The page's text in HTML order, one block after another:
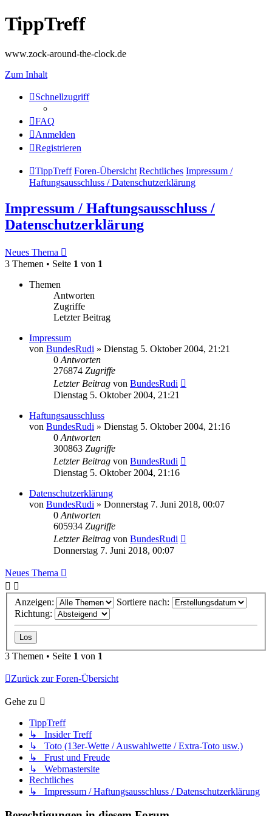
TippTreff
www.zock-around-the-clock.de
Zum Inhalt
Schnellzugriff
FAQ
Anmelden
Registrieren
TippTreff Foren-Übersicht Rechtliches Impressum /
Haftungsausschluss / Datenschutzerklärung
Impressum / Haftungsausschluss /
Datenschutzerklärung
Neues Thema
3 Themen • Seite 1 von 1
Themen
Antworten
Zugriffe
Letzter Beitrag
Impressum
von BundesRudi » Dienstag 5. Oktober 2004, 21:21
0 Antworten
276874 Zugriffe
Letzter Beitrag von BundesRudi
Dienstag 5. Oktober 2004, 21:21
Haftungsausschluss
von BundesRudi » Dienstag 5. Oktober 2004, 21:16
0 Antworten
300863 Zugriffe
Letzter Beitrag von BundesRudi
Dienstag 5. Oktober 2004, 21:16
Datenschutzerklärung
von BundesRudi » Donnerstag 7. Juni 2018, 00:07
0 Antworten
605934 Zugriffe
Letzter Beitrag von BundesRudi
Donnerstag 7. Juni 2018, 00:07
Neues Thema
Anzeigen:
Sortiere nach:
Richtung:
3 Themen • Seite 1 von 1
Zurück zur Foren-Übersicht
Gehe zu
TippTreff
↳ Insider Treff
↳ Toto (13er-Wette / Auswahlwette / Extra-Toto usw.)
↳ Frust und Freude
↳ Webmastersite
Rechtliches
↳ Impressum / Haftungsausschluss / Datenschutzerklärung